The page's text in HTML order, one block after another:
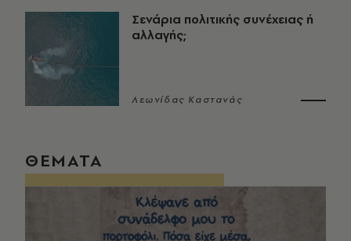
Σενάρια πολιτικής συνέχειας ή
αλλαγής;
Λεωνίδας Καστανάς
ΘΕΜΑΤΑ